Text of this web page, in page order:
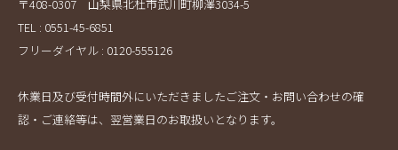
〒408-0307 山梨県北杜市武川町柳澤3034-5
TEL : 0551-45-6851
フリーダイヤル : 0120-555126
休業日及び受付時間外にいただきましたご注文・お問い合わせの確
認・ご連絡等は、翌営業日のお取扱いとなります。